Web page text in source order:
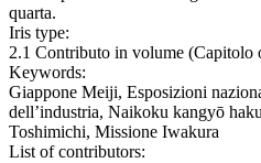
quarta.
Iris type:
2.1 Contributo in volume (Capitolo
Keywords:
Giappone Meiji, Esposizioni
dell’industria, Naikoku kangyō
Toshimichi, Missione Iwakura
List of contributors: